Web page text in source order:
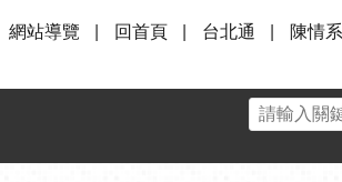
網站導覽
回首頁 台北通 陳情